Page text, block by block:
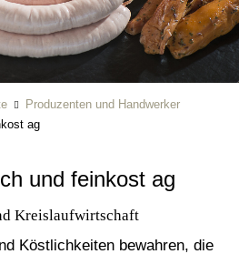
Produzenten und Handwerker
ag
und feinkost ag
Kreislaufwirtschaft
Köstlichkeiten bewahren, die